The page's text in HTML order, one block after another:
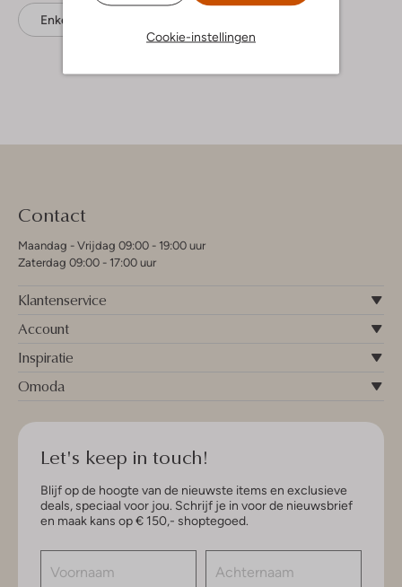
Cookie-instellingen
Enkellaarsjes
Contact
Maandag - Vrijdag 09:00 - 19:00 uur
Zaterdag 09:00 - 17:00 uur
Klantenservice
Account
Inspiratie
Omoda
Let's keep in touch!
Blijf op de hoogte van de nieuwste items en exclusieve
deals, speciaal voor jou. Schrijf je in voor de nieuwsbrief
en maak kans op € 150,- shoptegoed.